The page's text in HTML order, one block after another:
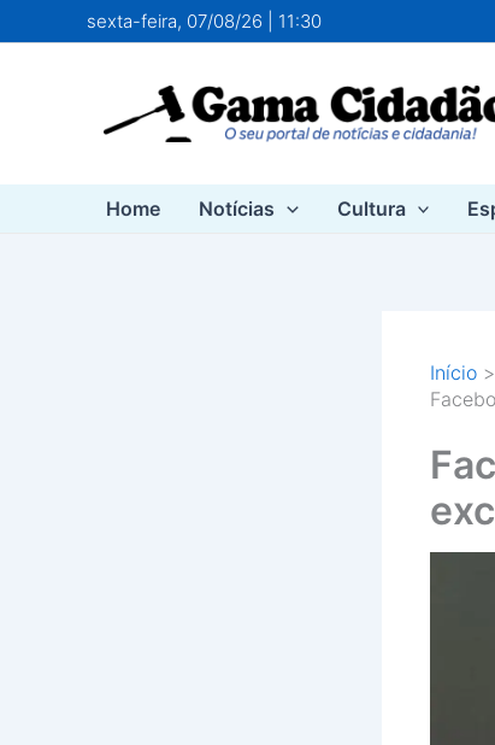
para
sexta-feira, 07/08/26 | 11:30
Home Notícias Cultura
Início